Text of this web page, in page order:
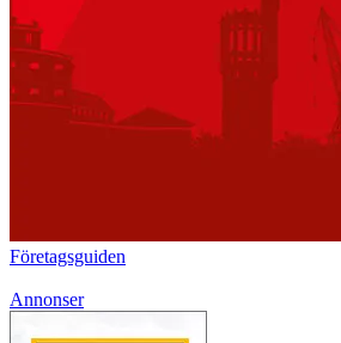
Företagsguiden
Annonser